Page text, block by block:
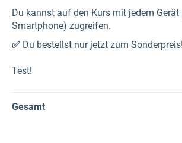
Du kannst auf den Kurs mit jedem Gerät
Smartphone) zugreifen.
✅ Du bestellst nur jetzt zum Sonderpreis!
Test!
Gesamt